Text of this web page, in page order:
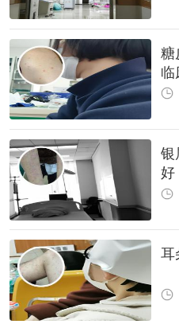
糖
临
银
好
耳